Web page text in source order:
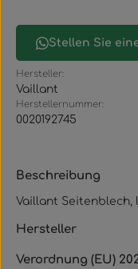
Stellen Sie
Hersteller:
Vaillant
Herstellernummer:
0020192745
Beschreibung
Vaillant Seitenblech,
Hersteller
Verordnung (EU)